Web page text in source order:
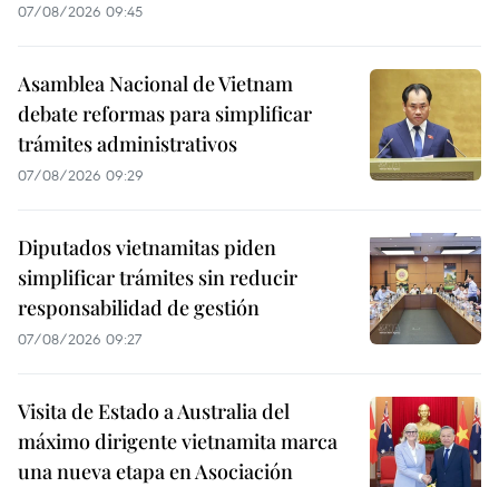
07/08/2026 09:45
Asamblea Nacional de Vietnam
debate reformas para simplificar
trámites administrativos
07/08/2026 09:29
Diputados vietnamitas piden
simplificar trámites sin reducir
responsabilidad de gestión
07/08/2026 09:27
Visita de Estado a Australia del
máximo dirigente vietnamita marca
una nueva etapa en Asociación